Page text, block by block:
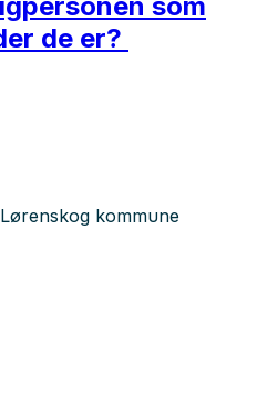
de er?
kommune